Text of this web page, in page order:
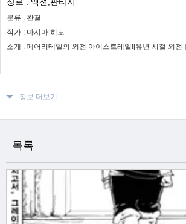
장르 : 액션,판타지
분류 : 완결
작가 : 마시마 히로
소개 : 페어리테일의 외전 아이스트레일![유년 시절 외전 ]
정보 더보기
목록